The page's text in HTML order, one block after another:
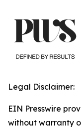
Legal Disclaimer:
EIN Presswire
without warranty